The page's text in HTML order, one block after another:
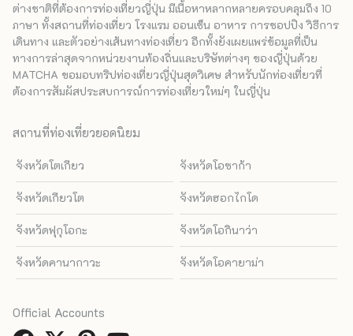
ต่างชาติที่ต้องการท่องเที่ยวญี่ปุ่น มีเนื้อหาหลากหลายครอบคลุมถึง 10
ภาษา ทั้งสถานที่ท่องเที่ยว โรงแรม ออนเซ็น อาหาร การชอปปิง วิธีการ
เดินทาง และตัวอย่างเส้นทางท่องเที่ยว อีกทั้งยังเผยแพร่ข้อมูลที่เป็น
ทางการล่าสุดจากหน่วยงานท้องถิ่นและบริษัทต่างๆ ของญี่ปุ่นด้วย
MATCHA ขอมอบทริปท่องเที่ยวญี่ปุ่นสุดวิเศษ สำหรับนักท่องเที่ยวที่
ต้องการสัมผัสประสบการณ์การท่องเที่ยวใหม่ๆ ในญี่ปุ่น
สถานที่ท่องเที่ยวยอดนิยม
จังหวัดโตเกียว จังหวัดโอซาก้า
จังหวัดเกียวโต จังหวัดฮอกไกโด
จังหวัดฟุกุโอกะ จังหวัดโอกินาว่า
จังหวัดคานากาวะ จังหวัดโอคายาม่า
Official Accounts